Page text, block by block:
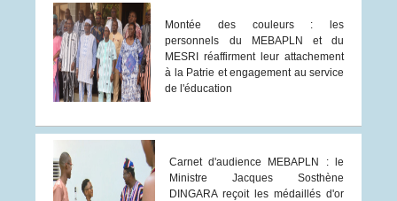
Montée des couleurs : les
personnels du MEBAPLN et du
MESRI réaffirment leur attachement
à la Patrie et engagement au service
de l'éducation
Carnet d'audience MEBAPLN : le
Ministre Jacques Sosthène
DINGARA reçoit les médaillés d'or